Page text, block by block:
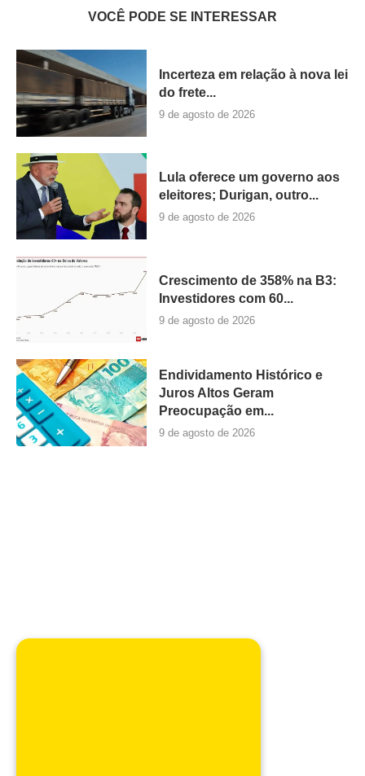
VOCÊ PODE SE INTERESSAR
Incerteza em relação à nova lei
do frete...
9 de agosto de 2026
Lula oferece um governo aos
eleitores; Durigan, outro...
9 de agosto de 2026
Crescimento de 358% na B3:
Investidores com 60...
9 de agosto de 2026
Endividamento Histórico e
Juros Altos Geram
Preocupação em...
9 de agosto de 2026